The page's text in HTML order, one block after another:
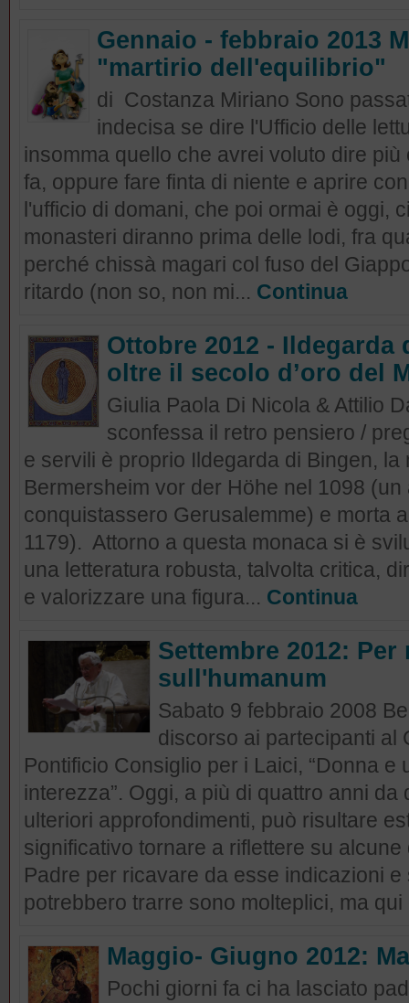
Gennaio - febbraio 2013
"martirio dell'equilibrio"
di Costanza Miriano Sono
indecisa se dire l'Ufficio delle
insomma quello che avrei voluto dire
fa, oppure fare finta di niente e aprire
l'ufficio di domani, che poi ormai è oggi,
monasteri diranno prima delle lodi, fra
perché chissà magari col fuso del
ritardo (non so, non mi... Continua
Ottobre 2012 -
oltre il secolo d’oro del
Giulia Paola Di Nicola & Attilio
sconfessa il retro pensiero /
e servili è proprio Ildegarda di Bingen,
Bermersheim vor der Höhe nel 1098
conquistassero Gerusalemme) e morta
1179). Attorno a questa monaca si è
una letteratura robusta, talvolta critica,
e valorizzare una figura... Continua
Settembre 2012:
sull'humanum
Sabato 9 febbraio 2008
discorso ai partecipanti al
Pontificio Consiglio per i Laici, “Donna e
interezza”. Oggi, a più di quattro anni da
ulteriori approfondimenti, può risultare
significativo tornare a riflettere su
Padre per ricavare da esse indicazioni
potrebbero trarre sono molteplici, ma
Maggio- Giugno 2012:
Pochi giorni fa ci ha lasciato